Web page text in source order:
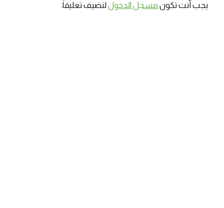
يجب أنت تكون مسجل الدخوللتضيف تعليقاً.